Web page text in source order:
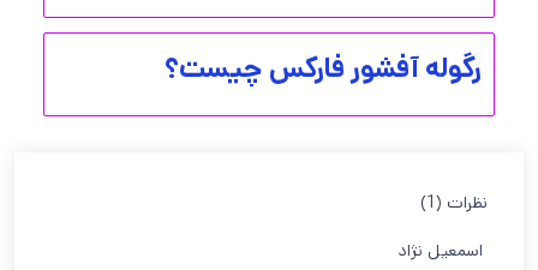
رگوله آفشور فارکس چیست؟
نظرات (1)
اسمعیل نژاد